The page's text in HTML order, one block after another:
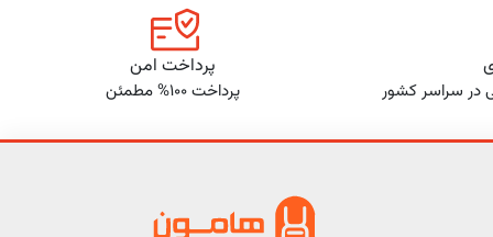
در سراسر کشور
پرداخت امن
پرداخت 100% مطمئن